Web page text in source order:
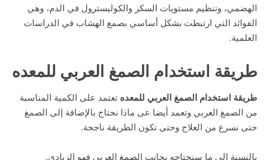
الهضمي، وتنظيم مستويات السكر والكوليسترول في الدم، وهي
الفوائد التي ارتبطت بشكل أساسي بصمغ الهشاب في الدراسات
العلمية.
طريقة استخدام الصمغ العربي للمعده
طريقة استخدام الصمغ العربي للمعده تعتمد على الكمية المناسبة
من الصمغ العربي وتعمد أيضا عى ماذا نحتاج بالإضافة إلى الصمغ
حتى نسرع من العلاج وحتى تكون الطريقة ناجحة.
بالنسبة إلى ما سنحتاجه بجانب الصمغ العربي فهو الزبادى.